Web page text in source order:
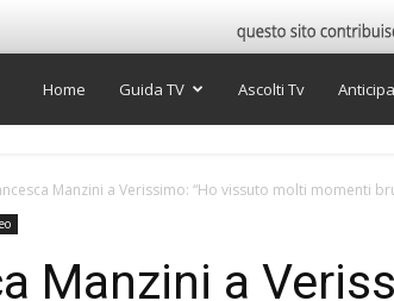
Super
Home Guida TV Ascolti Tv
Manzini a Verissimo: “Ho vissuto molti momenti
Manzini a